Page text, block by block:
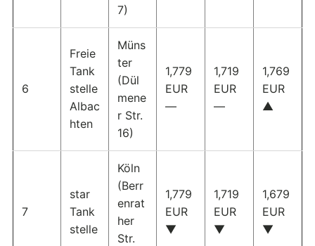
7)
6
Freie
Tank
stelle
Albac
hten
Müns
ter
(Dül
mene
r Str.
16)
1,779
EUR
—
1,719
EUR
—
1,769
EUR
▲
7
star
Tank
stelle
Köln
(Berr
enrat
her
Str.
1,779
EUR
▼
1,719
EUR
▼
1,679
EUR
▼